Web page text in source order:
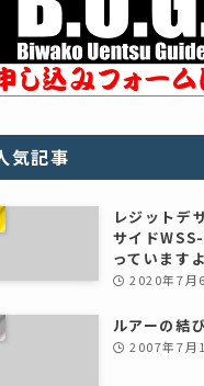
気記事
レジットデ
サイド
っていますよ
2020年7月
ルアーの結
2007年7月